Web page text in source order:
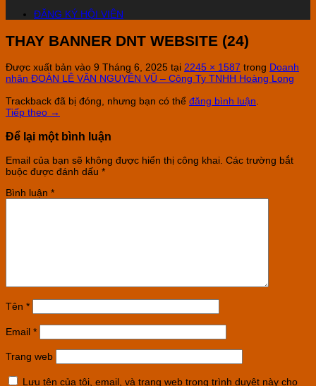
ĐĂNG KÝ HỘI VIÊN
THAY BANNER DNT WEBSITE (24)
Được xuất bản vào 9 Tháng 6, 2025 tại 2245 × 1587 trong Doanh
nhân ĐOÀN LÊ VĂN NGUYÊN VŨ – Công Ty TNHH Hoàng Long
Trackback đã bị đóng, nhưng bạn có thể đăng bình luận.
Tiếp theo →
Để lại một bình luận
Email của bạn sẽ không được hiển thị công khai. Các trường bắt
buộc được đánh dấu *
Bình luận *
Tên *
Email *
Trang web
Lưu tên của tôi, email, và trang web trong trình duyệt này cho